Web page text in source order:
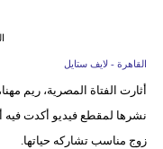
القاهرة - لايف ستايل
أثارت الفتاة المصرية، ريم
نشرها لمقطع فيديو أكدت فيه
زوج مناسب تشاركه حياتها.